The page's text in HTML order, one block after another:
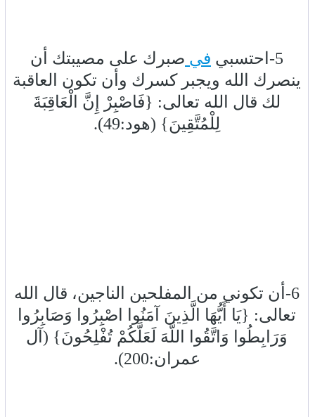
5-احتسبي في صبرك على مصيبتك أن
ينصرك الله ويجبر كسرك وأن تكون العاقبة
لك قال الله تعالى: {فَاصْبِرْ إِنَّ الْعَاقِبَةَ
لِلْمُتَّقِينَ} (هود:49).
6-أن تكوني من المفلحين الناجين، قال الله
تعالى: {يَا أَيُّهَا الَّذِينَ آمَنُوا اصْبِرُوا وَصَابِرُوا
وَرَابِطُوا وَاتَّقُوا اللَّهَ لَعَلَّكُمْ تُفْلِحُونَ} (آل
عمران:200).